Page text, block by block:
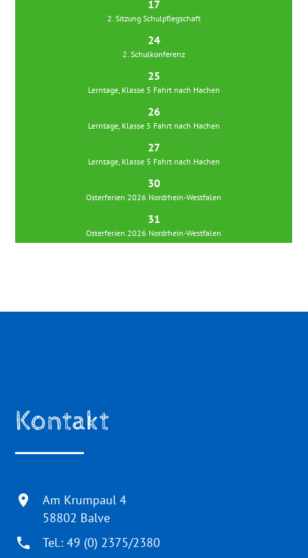
17
2. Sitzung Schulpflegschaft
24
2. Schulkonferenz
25
Lerntage, Klasse 5 Fahrt nach Hachen
26
Lerntage, Klasse 5 Fahrt nach Hachen
27
Lerntage, Klasse 5 Fahrt nach Hachen
30
Osterferien 2026 Nordrhein-Westfalen
31
Osterferien 2026 Nordrhein-Westfalen
Kontakt
Am Krumpaul 4
58802 Balve
Tel.: 49 (0) 2375/2380